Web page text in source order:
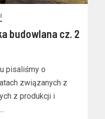
budowlana cz. 2
pisaliśmy o
związanych z
z produkcji i